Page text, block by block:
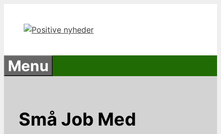
indhold
Menu
Små Job Med